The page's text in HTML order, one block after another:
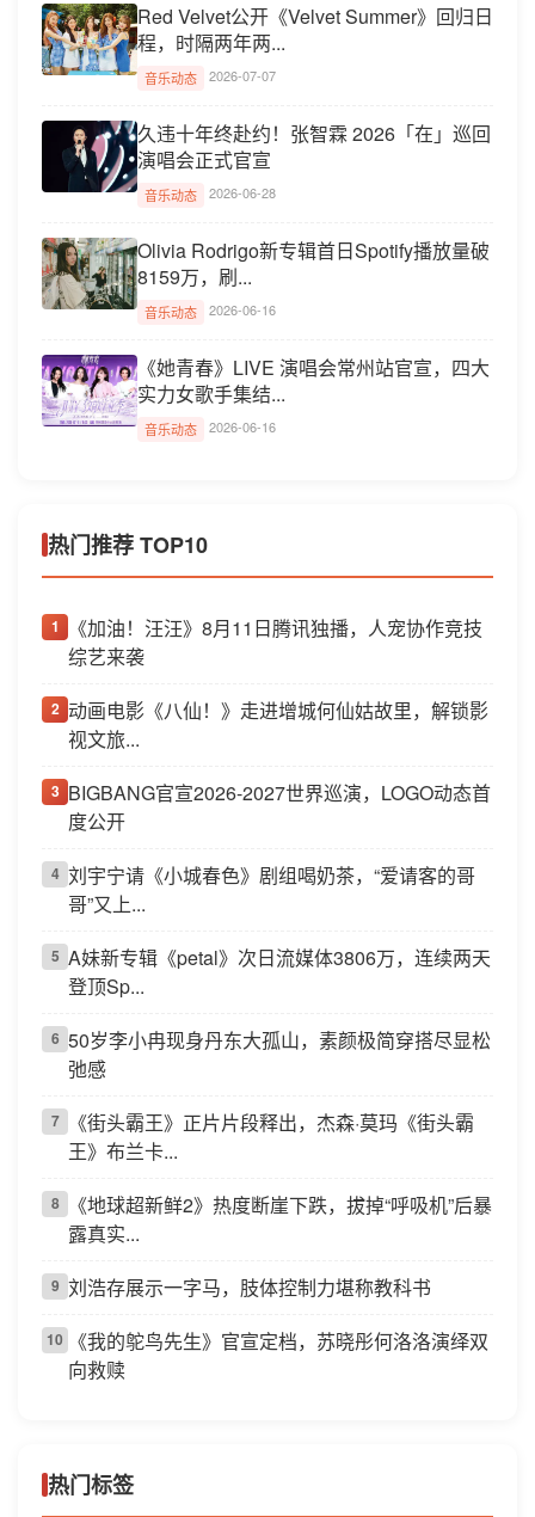
Red Velvet公开《Velvet Summer》回归日
程，时隔两年两...
音乐动态 2026-07-07
久违十年终赴约！张智霖 2026「在」巡回
演唱会正式官宣
音乐动态 2026-06-28
Olivia Rodrigo新专辑首日Spotify播放量破
8159万，刷...
音乐动态 2026-06-16
《她青春》LIVE 演唱会常州站官宣，四大
实力女歌手集结...
音乐动态 2026-06-16
热门推荐 TOP10
1
《加油！汪汪》8月11日腾讯独播，人宠协作竞技
综艺来袭
2 动画电影《八仙！》走进增城何仙姑故里，解锁影
视文旅...
3 BIGBANG官宣2026-2027世界巡演，LOGO动态首
度公开
4 刘宇宁请《小城春色》剧组喝奶茶，“爱请客的哥
哥”又上...
5 A妹新专辑《petal》次日流媒体3806万，连续两天
登顶Sp...
6 50岁李小冉现身丹东大孤山，素颜极简穿搭尽显松
弛感
7
《街头霸王》正片片段释出，杰森·莫玛《街头霸
王》布兰卡...
8
《地球超新鲜2》热度断崖下跌，拔掉“呼吸机”后暴
露真实...
9 刘浩存展示一字马，肢体控制力堪称教科书
10
《我的鸵鸟先生》官宣定档，苏晓彤何洛洛演绎双
向救赎
热门标签